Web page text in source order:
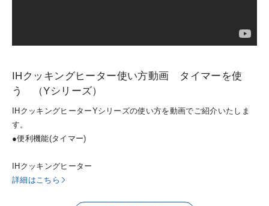
IHクッキングヒーター使い方動画 タイマーを使
う （Yシリーズ）
IHクッキングヒーターYシリーズの使い方を動画でご紹介いたしま
す。
●便利機能(タイマー)
IHクッキングヒーター
詳細はこちら